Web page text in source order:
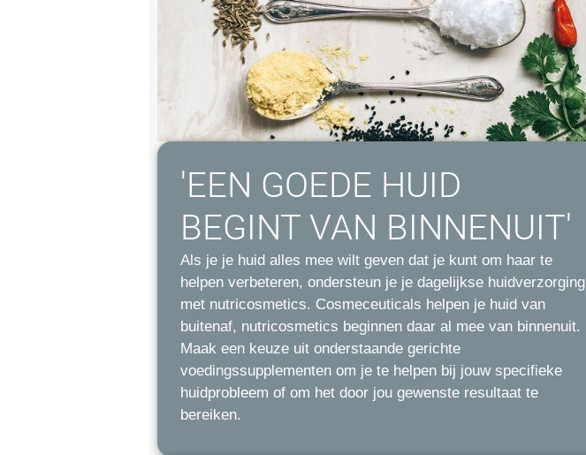
'EEN GOEDE HUID
BEGINT VAN BINNENUIT'
Als je je huid alles mee wilt geven dat je kunt om haar te
helpen verbeteren, ondersteun je je dagelijkse huidverzorging
met nutricosmetics. Cosmeceuticals helpen je huid van
buitenaf, nutricosmetics beginnen daar al mee van binnenuit.
Maak een keuze uit onderstaande gerichte
voedingssupplementen om je te helpen bij jouw specifieke
huidprobleem of om het door jou gewenste resultaat te
bereiken.